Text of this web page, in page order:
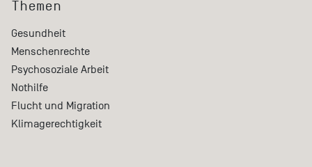
Themen
Gesundheit
Menschenrechte
Psychosoziale Arbeit
Nothilfe
Flucht und Migration
Klimagerechtigkeit